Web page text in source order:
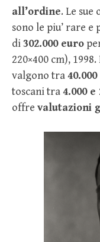
all’ordine. Le sue
sono le piu’ rare e
di302.000 euro
220×400 cm),
valgono tra
toscani tra4.000 e
offre valutazioni